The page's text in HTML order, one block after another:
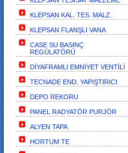
KLEPSAN KAL. TES. MALZ.
KLEPSAN FLANŞLI VANA
CASE SU BASINÇ
REGÜLATÖRÜ
DİYAFRAMLI EMNİYET VENTİLİ
TECNADE END. YAPIŞTIRICI
DEPO REKORU
PANEL RADYATÖR PURJÖR
ALYEN TAPA
HORTUM TE